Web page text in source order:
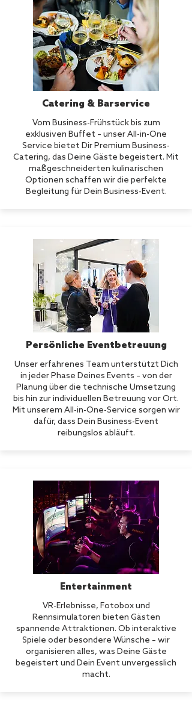
Catering & Barservice
Vom Business-Frühstück bis zum
exklusiven Buffet – unser All-in-One
Service bietet Dir Premium Business-
Catering, das Deine Gäste begeistert. Mit
maßgeschneiderten kulinarischen
Optionen schaffen wir die perfekte
Begleitung für Dein Business-Event.
Persönliche Eventbetreuung
Unser erfahrenes Team unterstützt Dich
in jeder Phase Deines Events – von der
Planung über die technische Umsetzung
bis hin zur individuellen Betreuung vor Ort.
Mit unserem All-in-One-Service sorgen wir
dafür, dass Dein Business-Event
reibungslos abläuft.
Entertainment
VR-Erlebnisse, Fotobox und
Rennsimulatoren bieten Gästen
spannende Attraktionen. Ob interaktive
Spiele oder besondere Wünsche – wir
organisieren alles, was Deine Gäste
begeistert und Dein Event unvergesslich
macht.